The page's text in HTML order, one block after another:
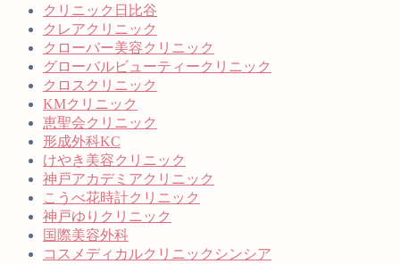
クリニック日比谷
クレアクリニック
クローバー美容クリニック
グローバルビューティークリニック
クロスクリニック
KMクリニック
恵聖会クリニック
形成外科KC
けやき美容クリニック
神戸アカデミアクリニック
こうべ花時計クリニック
神戸ゆりクリニック
国際美容外科
コスメディカルクリニックシンシア